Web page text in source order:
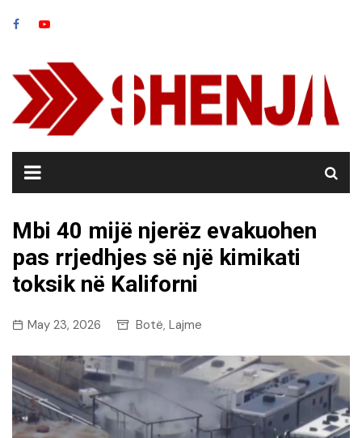
Mbi 40 mijë njerëz evakuohen
pas rrjedhjes së një kimikati
toksik në Kaliforni
May 23, 2026 Botë, Lajme